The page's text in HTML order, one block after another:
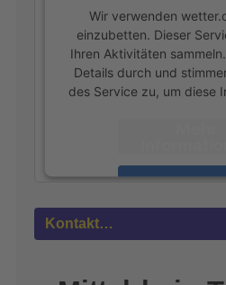
Wir verwenden
einzubetten. Dieser
Ihren Aktivitäten
Details durch und
des Service zu, um diese
Kontakt…